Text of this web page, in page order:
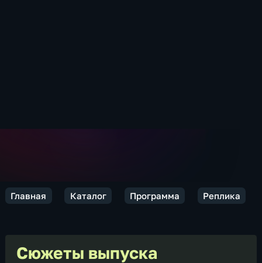
Главная Каталог Программа Реплика
Сюжеты выпуска